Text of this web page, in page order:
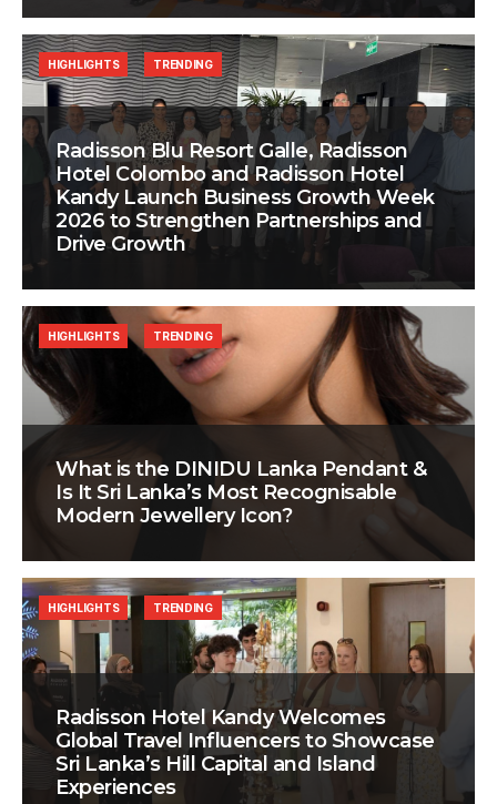
Radisson Blu Resort Galle, Radisson
Hotel Colombo and Radisson Hotel
Kandy Launch Business Growth Week
2026 to Strengthen Partnerships and
Drive Growth
HIGHLIGHTS TRENDING
What is the DINIDU Lanka Pendant &
Is It Sri Lanka’s Most Recognisable
Modern Jewellery Icon?
HIGHLIGHTS TRENDING
Radisson Hotel Kandy Welcomes
Global Travel Influencers to Showcase
Sri Lanka’s Hill Capital and Island
Experiences
HIGHLIGHTS TRENDING